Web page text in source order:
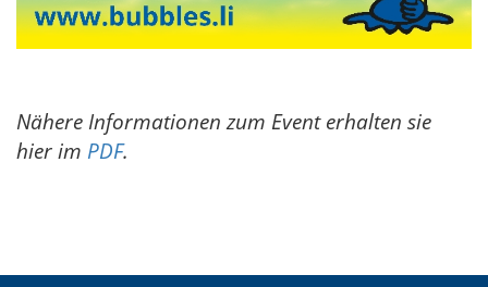
Nähere Informationen zum Event erhalten sie
hier im PDF.